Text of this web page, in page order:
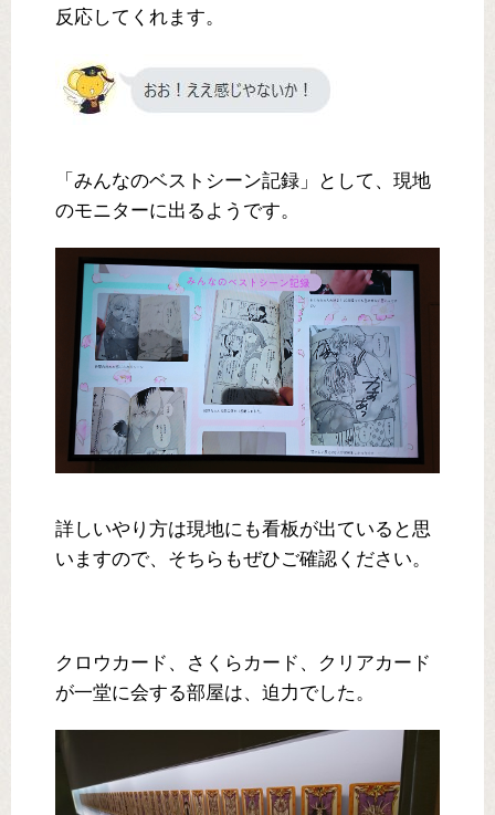
反応してくれます。
「みんなのベストシーン記録」として、現地
のモニターに出るようです。
詳しいやり方は現地にも看板が出ていると思
いますので、そちらもぜひご確認ください。
クロウカード、さくらカード、クリアカード
が一堂に会する部屋は、迫力でした。